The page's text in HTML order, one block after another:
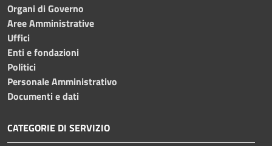
Organi di Governo
Aree Amministrative
Uffici
Enti e fondazioni
Politici
Personale Amministrativo
Documenti e dati
CATEGORIE DI SERVIZIO